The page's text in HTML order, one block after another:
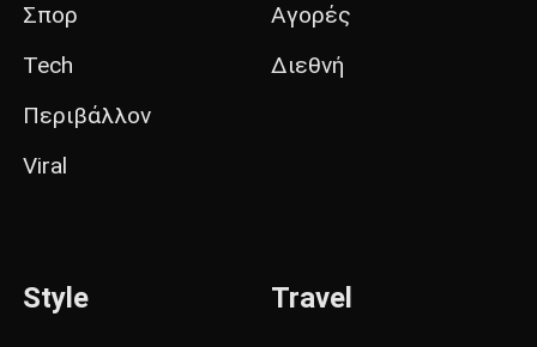
Σπορ
Tech
Περιβάλλον
Viral
Αγορές
Διεθνή
Style Travel